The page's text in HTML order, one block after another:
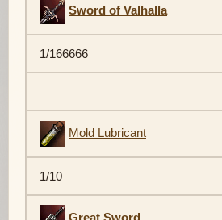
Sword of Valhalla
1/166666
Mold Lubricant
1/10
Great Sword